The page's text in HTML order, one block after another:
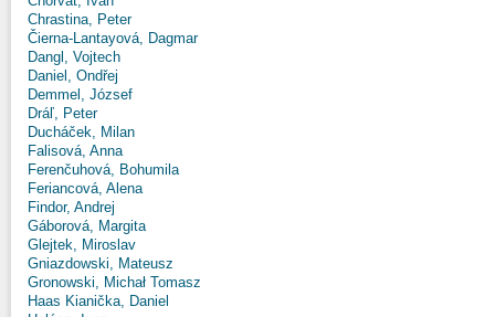
Chrastina, Peter
Čierna-Lantayová, Dagmar
Dangl, Vojtech
Daniel, Ondřej
Demmel, József
Dráľ, Peter
Ducháček, Milan
Falisová, Anna
Ferenčuhová, Bohumila
Feriancová, Alena
Findor, Andrej
Gáborová, Margita
Glejtek, Miroslav
Gniazdowski, Mateusz
Gronowski, Michał Tomasz
Haas Kianička, Daniel